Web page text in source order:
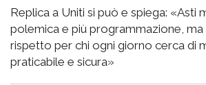
Replica a Uniti si può e spiega: «Asti
polemica e più programmazione, ma
rispetto per chi ogni giorno cerca di
praticabile e sicura»